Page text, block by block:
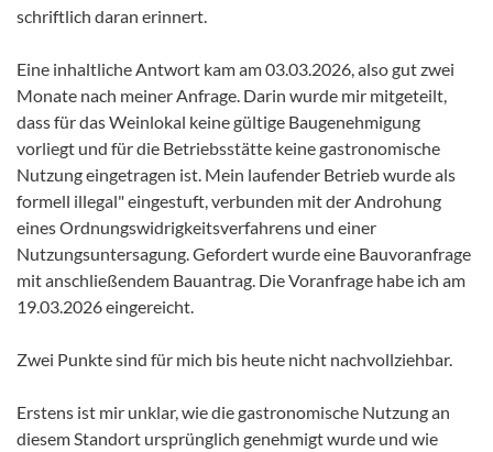
schriftlich daran erinnert.
Eine inhaltliche Antwort kam am 03.03.2026, also gut zwei
Monate nach meiner Anfrage. Darin wurde mir mitgeteilt,
dass für das Weinlokal keine gültige Baugenehmigung
vorliegt und für die Betriebsstätte keine gastronomische
Nutzung eingetragen ist. Mein laufender Betrieb wurde als
formell illegal" eingestuft, verbunden mit der Androhung
eines Ordnungswidrigkeitsverfahrens und einer
Nutzungsuntersagung. Gefordert wurde eine Bauvoranfrage
mit anschließendem Bauantrag. Die Voranfrage habe ich am
19.03.2026 eingereicht.
Zwei Punkte sind für mich bis heute nicht nachvollziehbar.
Erstens ist mir unklar, wie die gastronomische Nutzung an
diesem Standort ursprünglich genehmigt wurde und wie